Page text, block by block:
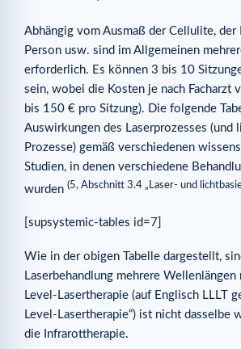
Abhängig vom Ausmaß der Cellulite,
Person usw. sind im Allgemeinen
erforderlich. Es können 3 bis 10
sein, wobei die Kosten je nach Facharzt
bis 150 € pro Sitzung). Die folgende
Auswirkungen des Laserprozesses (und
Prozesse) gemäß verschiedenen
Studien, in denen verschiedene
wurden (5, Abschnitt 3.4 „Laser- und
[supsystemic-tables id=7]
Wie in der obigen Tabelle dargestellt,
Laserbehandlung mehrere
Level-Lasertherapie (auf Englisch LLLT
Level-Lasertherapie“) ist nicht dasselbe
die Infrarottherapie.